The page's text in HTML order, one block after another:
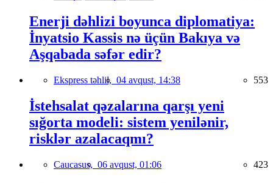
Enerji dəhlizi boyunca diplomatiya:
İnyatsio Kassis nə üçün Bakıya və
Aşqabada səfər edir?
Ekspress təhlil, 04 avqust, 14:38 553
İstehsalat qəzalarına qarşı yeni
sığorta modeli: sistem yenilənir,
risklər azalacaqmı?
Caucasus, 06 avqust, 01:06 423